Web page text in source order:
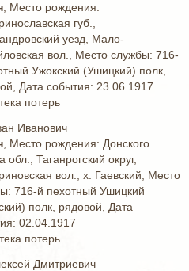
, Место рождения:
губ.,
уезд, Мало-
вол., Место службы: 716-
Ужокский (Ушицкий) полк,
Дата события: 23.06.1917
потерь
Иванович
, Место рождения: Донского
обл., Таганрогский округ,
вол., х. Гаевский, Место
716-й пехотный Ушицкий
полк, рядовой, Дата
02.04.1917
потерь
Дмитриевич